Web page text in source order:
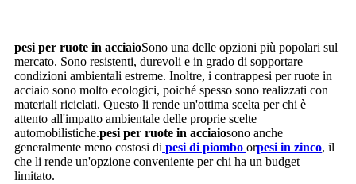
pesi per ruote in acciaioSono una delle opzioni più popolari sul
mercato. Sono resistenti, durevoli e in grado di sopportare
condizioni ambientali estreme. Inoltre, i contrappesi per ruote in
acciaio sono molto ecologici, poiché spesso sono realizzati con
materiali riciclati. Questo li rende un'ottima scelta per chi è
attento all'impatto ambientale delle proprie scelte
automobilistiche.pesi per ruote in acciaiosono anche
generalmente meno costosi di pesi di piombo orpesi in zinco, il
che li rende un'opzione conveniente per chi ha un budget
limitato.